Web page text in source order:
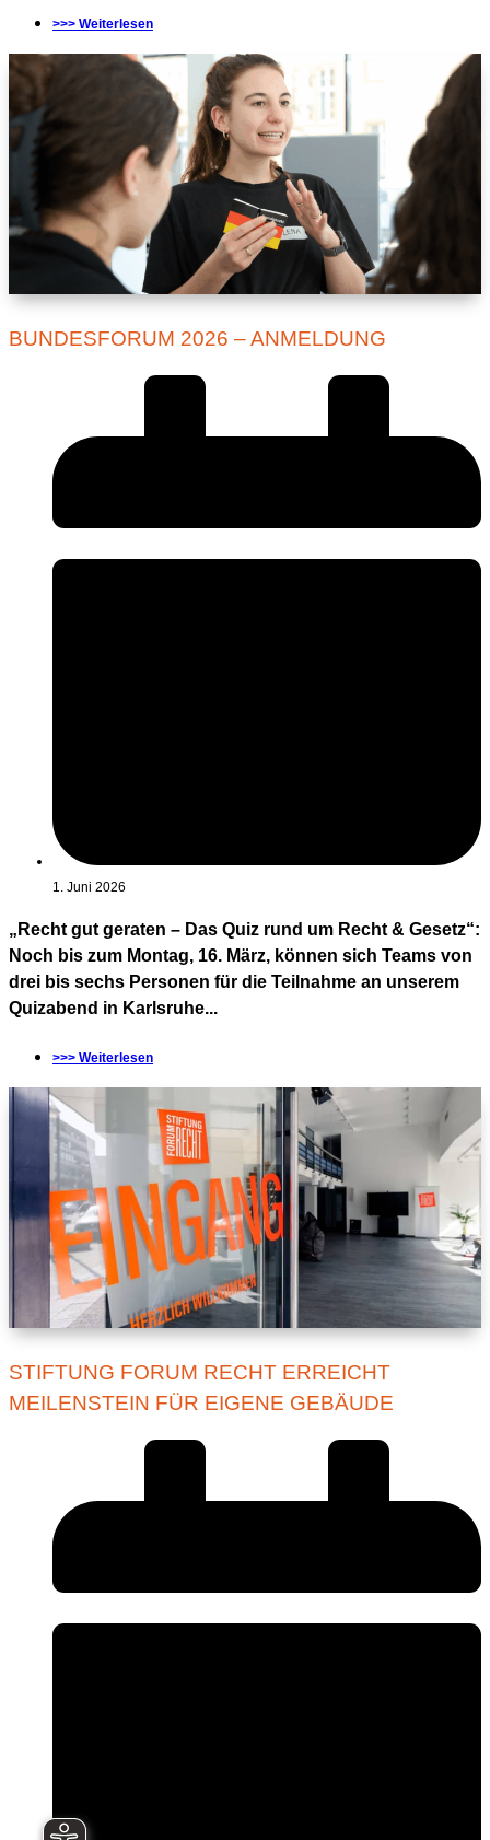
>>> Weiterlesen
BUNDESFORUM 2026 – ANMELDUNG
1. Juni 2026
„Recht gut geraten – Das Quiz rund um Recht & Gesetz“:
Noch bis zum Montag, 16. März, können sich Teams von
drei bis sechs Personen für die Teilnahme an unserem
Quizabend in Karlsruhe...
>>> Weiterlesen
STIFTUNG FORUM RECHT ERREICHT
MEILENSTEIN FÜR EIGENE GEBÄUDE